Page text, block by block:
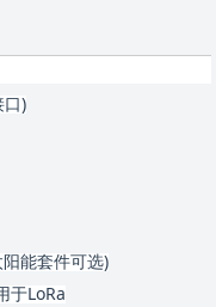
口)
能套件可选)
于LoRa